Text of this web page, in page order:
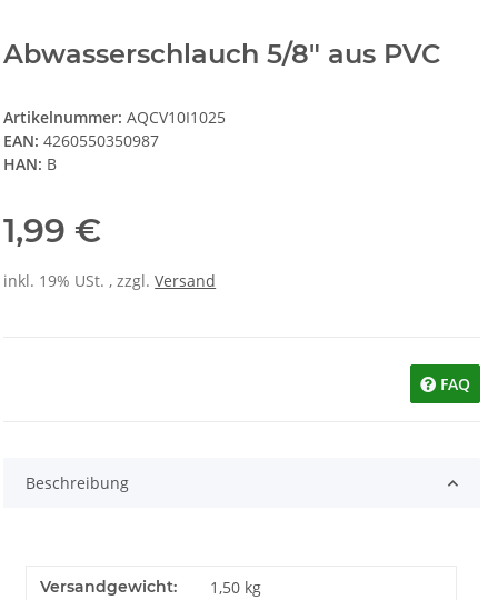
Abwasserschlauch 5/8" aus PVC
Artikelnummer:AQCV10I1025
EAN: 4260550350987
HAN: B
1,99 €
inkl. 19% USt. , zzgl.Versand
FAQ
Beschreibung
Versandgewicht: 1,50 kg